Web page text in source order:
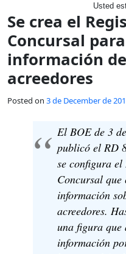
Usted
Se crea el
Concursal
información
acreedores
Posted on 3 de December de
El BOE de 3
publicó el RD
se configura
Concursal
información
acreedores.
una figura que
información